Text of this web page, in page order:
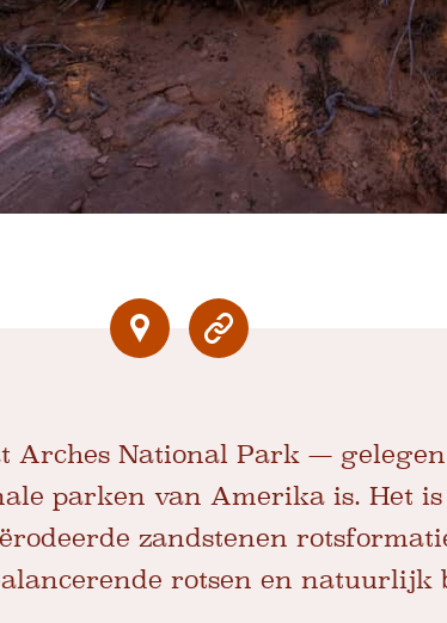
Arches National Park —
parken van Amerika is. Het is
zandstenen
rotsen en natuurlijk